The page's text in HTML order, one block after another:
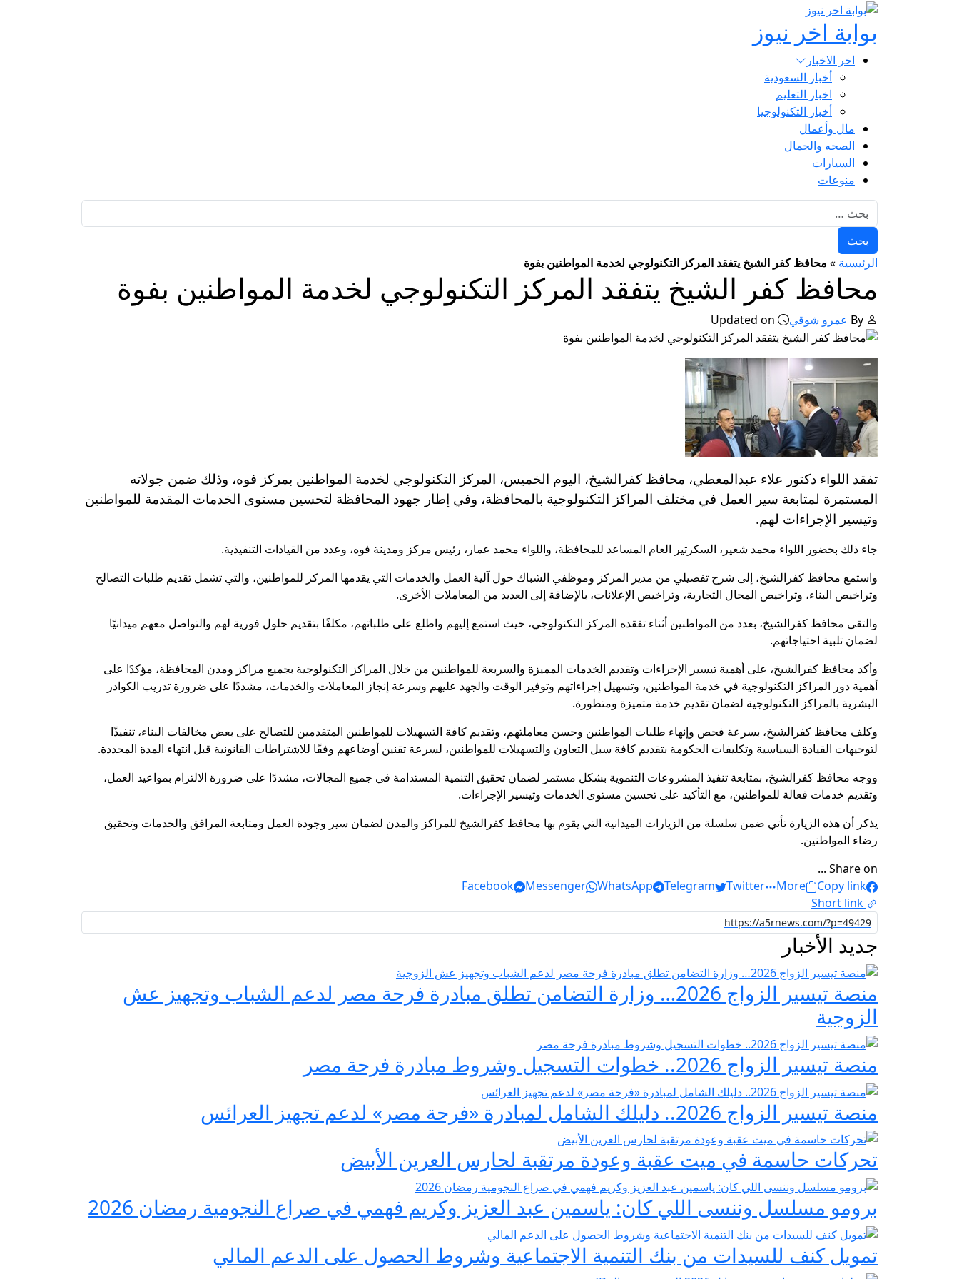
بوابة اخر نيوز
اخر الاخبار
أخبار السعودية
اخبار التعليم
أخبار التكنولوجيا
مال وأعمال
الصحه والجمال
السيارات
منوعات
الرئيسية » محافظ كفر الشيخ يتفقد المركز التكنولوجي لخدمة المواطنين بفوة
محافظ كفر الشيخ يتفقد المركز التكنولوجي لخدمة المواطنين بفوة
By عمرو شوقي Updated on
تفقد اللواء دكتور علاء عبدالمعطي، محافظ كفرالشيخ، اليوم الخميس، المركز التكنولوجي لخدمة المواطنين بمركز فوه، وذلك ضمن جولاته
المستمرة لمتابعة سير العمل في مختلف المراكز التكنولوجية بالمحافظة، وفي إطار جهود المحافظة لتحسين مستوى الخدمات المقدمة للمواطنين
وتيسير الإجراءات لهم.
جاء ذلك بحضور اللواء محمد شعير، السكرتير العام المساعد للمحافظة، واللواء محمد عمار، رئيس مركز ومدينة فوه، وعدد من القيادات التنفيذية.
واستمع محافظ كفرالشيخ، إلى شرح تفصيلي من مدير المركز وموظفي الشباك حول آلية العمل والخدمات التي يقدمها المركز للمواطنين، والتي تشمل تقديم طلبات التصالح
وتراخيص البناء، وتراخيص المحال التجارية، وتراخيص الإعلانات، بالإضافة إلى العديد من المعاملات الأخرى.
والتقى محافظ كفرالشيخ، بعدد من المواطنين أثناء تفقده المركز التكنولوجي، حيث استمع إليهم واطلع على طلباتهم، مكلفًا بتقديم حلول فورية لهم والتواصل معهم ميدانيًا
لضمان تلبية احتياجاتهم.
وأكد محافظ كفرالشيخ، على أهمية تيسير الإجراءات وتقديم الخدمات المميزة والسريعة للمواطنين من خلال المراكز التكنولوجية بجميع مراكز ومدن المحافظة، مؤكدًا على
أهمية دور المراكز التكنولوجية في خدمة المواطنين، وتسهيل إجراءاتهم وتوفير الوقت والجهد عليهم وسرعة إنجاز المعاملات والخدمات، مشددًا على ضرورة تدريب الكوادر
البشرية بالمراكز التكنولوجية لضمان تقديم خدمة متميزة ومتطورة.
وكلف محافظ كفرالشيخ، بسرعة فحص وإنهاء طلبات المواطنين وحسن معاملتهم، وتقديم كافة التسهيلات للمواطنين المتقدمين للتصالح على بعض مخالفات البناء، تنفيذًا
لتوجيهات القيادة السياسية وتكليفات الحكومة بتقديم كافة سبل التعاون والتسهيلات للمواطنين، لسرعة تقنين أوضاعهم وفقًا للاشتراطات القانونية قبل انتهاء المدة المحددة.
ووجه محافظ كفرالشيخ، بمتابعة تنفيذ المشروعات التنموية بشكل مستمر لضمان تحقيق التنمية المستدامة في جميع المجالات، مشددًا على ضرورة الالتزام بمواعيد العمل،
وتقديم خدمات فعالة للمواطنين، مع التأكيد على تحسين مستوى الخدمات وتيسير الإجراءات.
يذكر أن هذه الزيارة تأتي ضمن سلسلة من الزيارات الميدانية التي يقوم بها محافظ كفرالشيخ للمراكز والمدن لضمان سير وجودة العمل ومتابعة المرافق والخدمات وتحقيق
رضاء المواطنين.
Share on ...
Facebook
Messenger WhatsApp Telegram Twitter More
Copy link
Short link
جديد الأخبار
منصة تيسير الزواج 2026… وزارة التضامن تطلق مبادرة فرحة مصر لدعم الشباب وتجهيز عش
الزوجية
منصة تيسير الزواج 2026.. خطوات التسجيل وشروط مبادرة فرحة مصر
منصة تيسير الزواج 2026.. دليلك الشامل لمبادرة «فرحة مصر» لدعم تجهيز العرائس
تحركات حاسمة في ميت عقبة وعودة مرتقبة لحارس العرين الأبيض
برومو مسلسل وننسى اللي كان: ياسمين عبد العزيز وكريم فهمي في صراع النجومية رمضان 2026
تمويل كنف للسيدات من بنك التنمية الاجتماعية وشروط الحصول على الدعم المالي